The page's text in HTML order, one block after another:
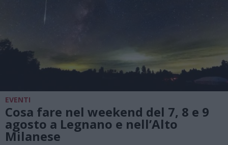
EVENTI
Cosa fare nel weekend del 7, 8 e 9
agosto a Legnano e nell’Alto
Milanese